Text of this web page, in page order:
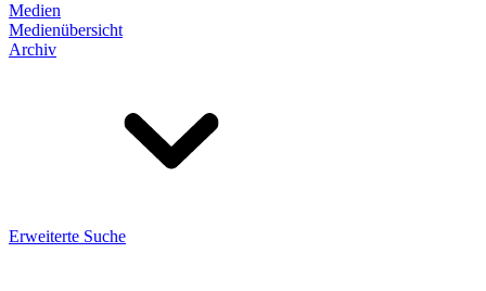
Medien
Medienübersicht
Archiv
Erweiterte Suche